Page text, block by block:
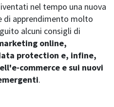
nel tempo una nuova
apprendimento molto
alcuni consigli di
online,
protection e, infine,
commerce e sui nuovi
.